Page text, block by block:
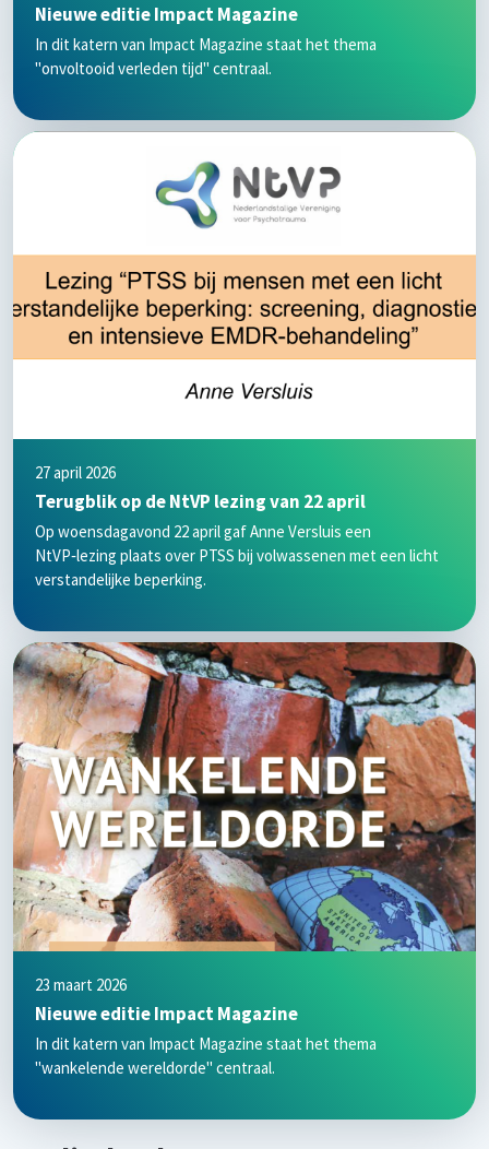
Nieuwe editie Impact Magazine
In dit katern van Impact Magazine staat het thema
"onvoltooid verleden tijd" centraal.
27 april 2026
Terugblik op de NtVP lezing van 22 april
Op woensdagavond 22 april gaf Anne Versluis een
NtVP‑lezing plaats over PTSS bij volwassenen met een licht
verstandelijke beperking.
23 maart 2026
Nieuwe editie Impact Magazine
In dit katern van Impact Magazine staat het thema
"wankelende wereldorde" centraal.